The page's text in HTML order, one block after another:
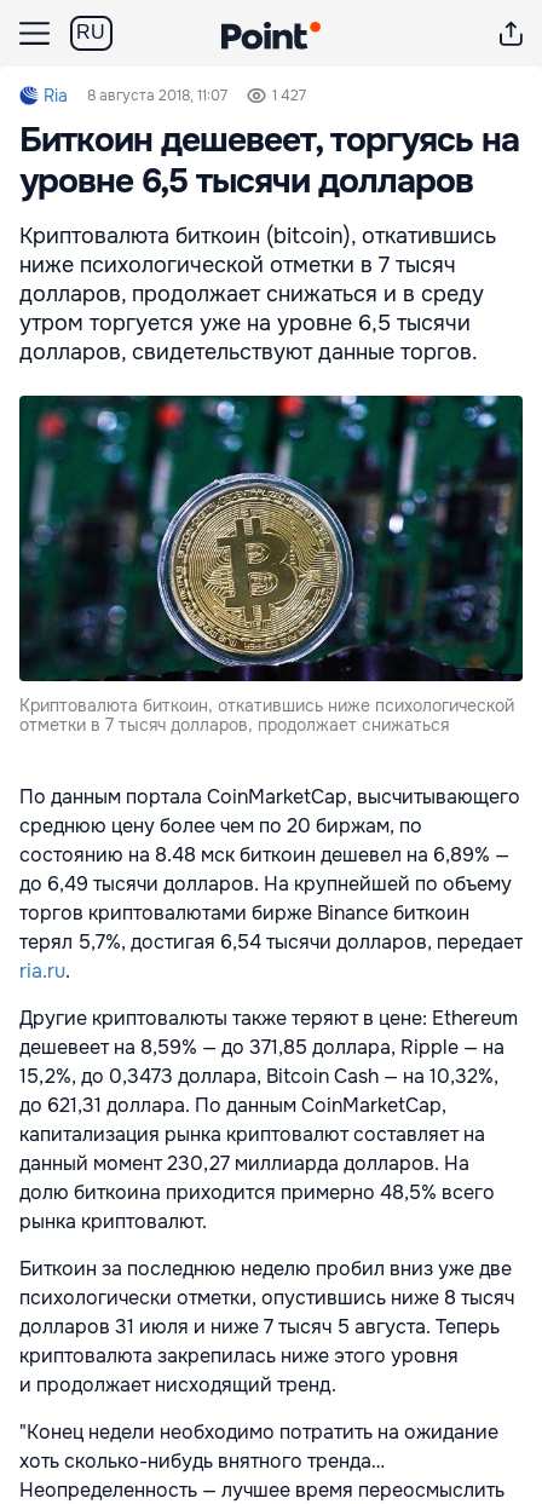
RU
Ria 8 августа 2018, 11:07 1 427
Биткоин дешевеет, торгуясь на
уровне 6,5 тысячи долларов
Криптовалюта биткоин (bitcoin), откатившись
ниже психологической отметки в 7 тысяч
долларов, продолжает снижаться и в среду
утром торгуется уже на уровне 6,5 тысячи
долларов, свидетельствуют данные торгов.
Криптовалюта биткоин, откатившись ниже психологической
отметки в 7 тысяч долларов, продолжает снижаться
По данным портала CoinMarketCap, высчитывающего
среднюю цену более чем по 20 биржам, по
состоянию на 8.48 мск биткоин дешевел на 6,89% —
до 6,49 тысячи долларов. На крупнейшей по объему
торгов криптовалютами бирже Binance биткоин
терял 5,7%, достигая 6,54 тысячи долларов, передает
ria.ru.
Другие криптовалюты также теряют в цене: Ethereum
дешевеет на 8,59% — до 371,85 доллара, Ripple — на
15,2%, до 0,3473 доллара, Bitcoin Cash — на 10,32%,
до 621,31 доллара. По данным CoinMarketCap,
капитализация рынка криптовалют составляет на
данный момент 230,27 миллиарда долларов. На
долю биткоина приходится примерно 48,5% всего
рынка криптовалют.
Биткоин за последнюю неделю пробил вниз уже две
психологически отметки, опустившись ниже 8 тысяч
долларов 31 июля и ниже 7 тысяч 5 августа. Теперь
криптовалюта закрепилась ниже этого уровня
и продолжает нисходящий тренд.
"Конец недели необходимо потратить на ожидание
хоть сколько-нибудь внятного тренда…
Неопределенность — лучшее время переосмыслить